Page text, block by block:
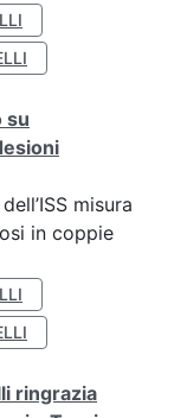
su
misura
in coppie
ringrazia